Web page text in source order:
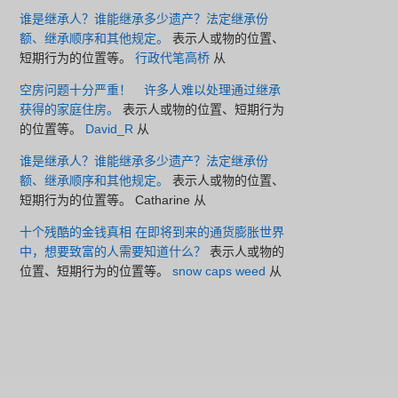
谁是继承人？谁能继承多少遗产？法定继承份
额、继承顺序和其他规定。
表示人或物的位置、
短期行为的位置等。 行政代笔高桥 从
空房问题十分严重！ 许多人难以处理通过继承
获得的家庭住房。
表示人或物的位置、短期行为
的位置等。 David_R 从
谁是继承人？谁能继承多少遗产？法定继承份
额、继承顺序和其他规定。
表示人或物的位置、
短期行为的位置等。 Catharine 从
十个残酷的金钱真相 在即将到来的通货膨胀世界
中，想要致富的人需要知道什么？
表示人或物的
位置、短期行为的位置等。 snow caps weed 从